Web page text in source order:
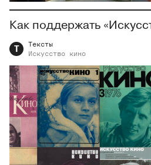
Как поддержать
Т
Тексты
Искусство
кино